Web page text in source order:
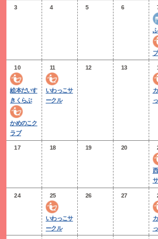
3 4 5 6
10
絵本だいす
きくらぶ
かめのこク
ラブ
11
いわっこサ
ークル
12 13
17 18 19 20
24 25
いわっこサ
ークル
26 27